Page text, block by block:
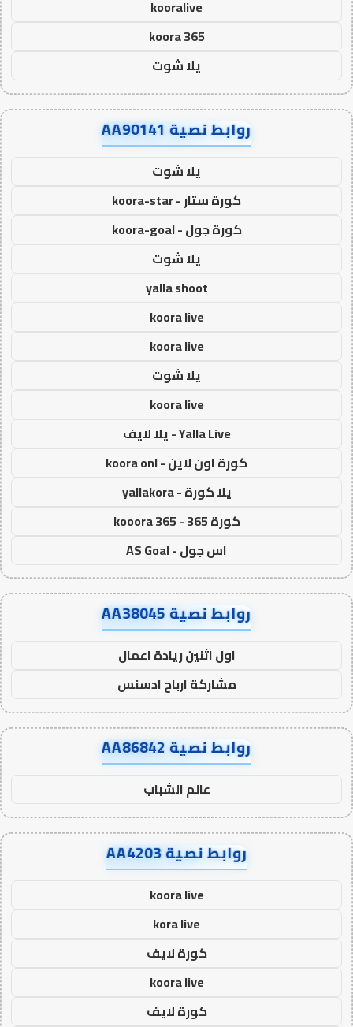
kooralive
koora 365
يلا شوت
روابط نصية AA90141
يلا شوت
كورة ستار - koora-star
كورة جول - koora-goal
يلا شوت
yalla shoot
koora live
koora live
يلا شوت
koora live
Yalla Live - يلا لايف
كورة اون لاين - koora onl
يلا كورة - yallakora
كورة 365 - kooora 365
اس جول - AS Goal
روابط نصية AA38045
اول اثنين ريادة اعمال
مشاركة ارباح ادسنس
روابط نصية AA86842
عالم الشباب
روابط نصية AA4203
koora live
kora live
كورة لايف
koora live
كورة لايف